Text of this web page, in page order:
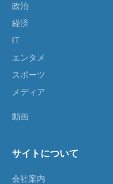
政治
経済
IT
エンタメ
スポーツ
メディア
動画
サイトについて
会社案内